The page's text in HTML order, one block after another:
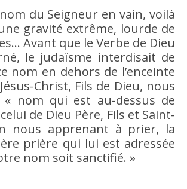
du Seigneur en vain, voilà
gravité extrême, lourde de
Avant que le Verbe de Dieu
le judaïsme interdisait de
nom en dehors de l’enceinte
Christ, Fils de Dieu, nous
nom qui est au-dessus de
de Dieu Père, Fils et Saint-
nous apprenant à prier, la
prière qui lui est adressée
nom soit sanctifié. »